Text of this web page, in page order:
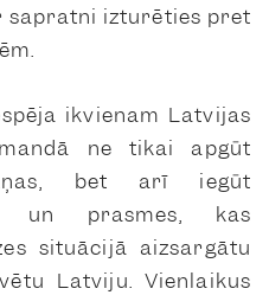
sapratni izturēties pret
ikvienam Latvijas
ne tikai apgūt
bet arī iegūt
un prasmes, kas
situācijā aizsargātu
Latviju. Vienlaikus